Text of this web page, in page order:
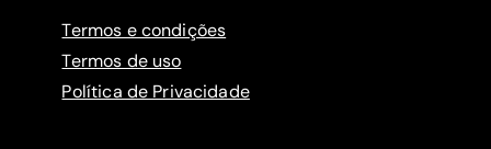
Termos e condições
Termos de uso
Política de Privacidade